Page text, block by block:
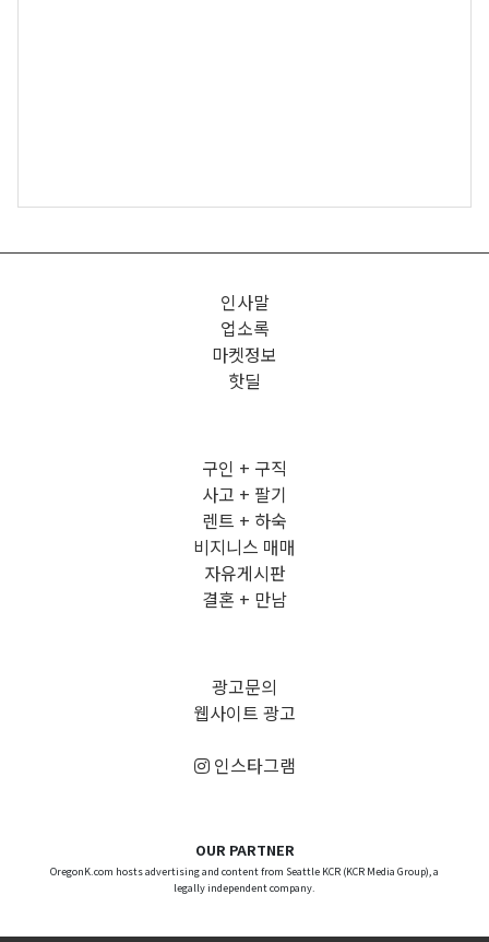
인사말
업소록
마켓정보
핫딜
구인 + 구직
사고 + 팔기
렌트 + 하숙
비지니스 매매
자유게시판
결혼 + 만남
광고문의
웹사이트 광고
인스타그램
OUR PARTNER
OregonK.com hosts advertising and content from Seattle KCR (KCR Media Group), a
legally independent company.